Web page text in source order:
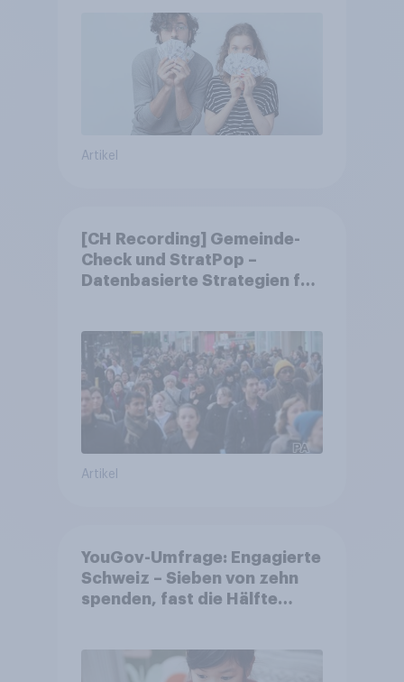
Artikel
[CH Recording] Gemeinde-
Check und StratPop –
Datenbasierte Strategien für
Artikel
YouGov-Umfrage: Engagierte
Schweiz – Sieben von zehn
spenden, fast die Hälfte